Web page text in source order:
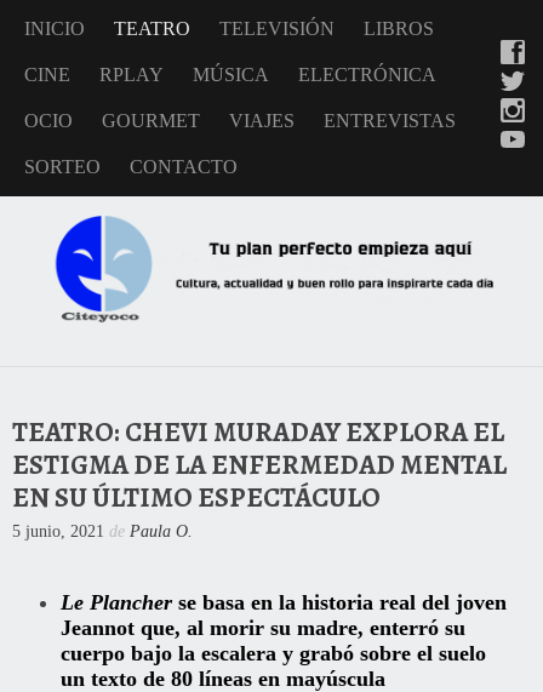
INICIO TEATRO TELEVISIÓN LIBROS
CINE RPLAY MÚSICA ELECTRÓNICA
OCIO GOURMET VIAJES ENTREVISTAS
SORTEO CONTACTO
TEATRO: CHEVI MURADAY EXPLORA EL
ESTIGMA DE LA ENFERMEDAD MENTAL
EN SU ÚLTIMO ESPECTÁCULO
5 junio, 2021 de Paula O.
Le Plancher se basa en la historia real del joven
Jeannot que, al morir su madre, enterró su
cuerpo bajo la escalera y grabó sobre el suelo
un texto de 80 líneas en mayúscula